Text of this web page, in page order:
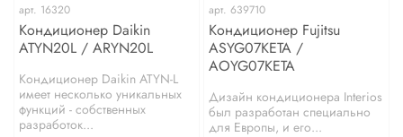
арт. 16320
Кондиционер Daikin
ATYN20L / ARYN20L
Кондиционер Daikin ATYN-L
имеет несколько уникальных
функций - собственных
разработок...
арт. 639710
Кондиционер Fujitsu
ASYG07KETA /
AOYG07KETA
Дизайн кондиционера Interios
был разработан специально
для Европы, и его...